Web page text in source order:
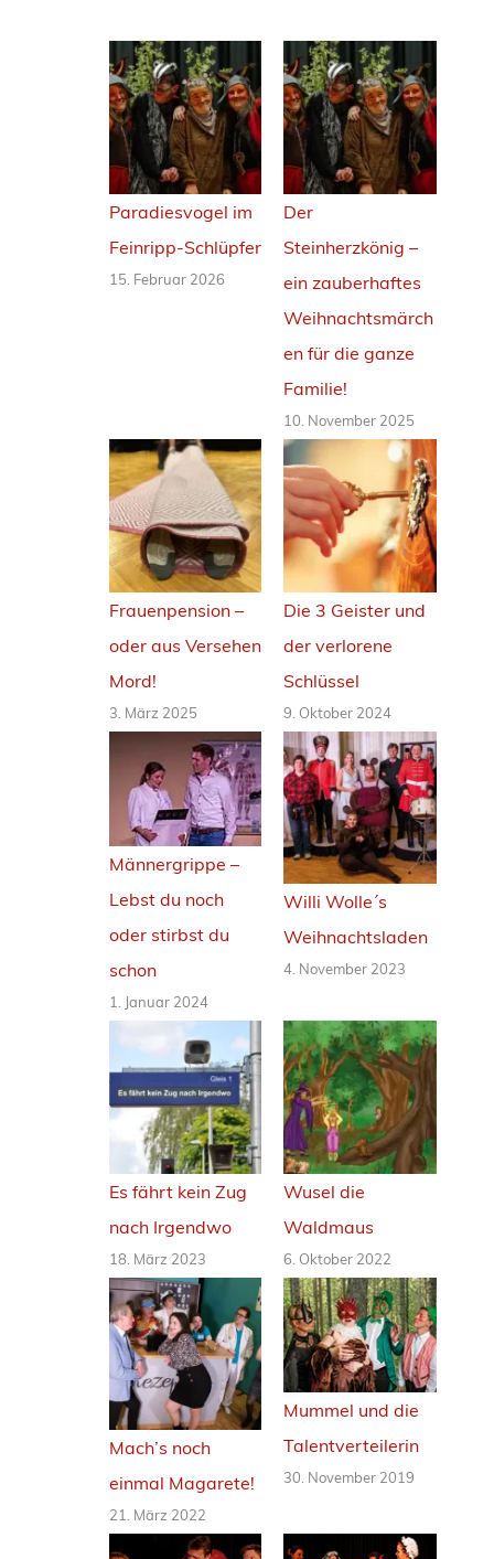
n
r
i
p
c
ü
p
f
e
r
Paradiesvogel im
Feinripp-Schlüpfer
15. Februar 2026
Der
Steinherzkönig –
ein zauberhaftes
Weihnachtsmärch
en für die ganze
Familie!
10. November 2025
Frauenpension –
oder aus Versehen
Mord!
3. März 2025
Die 3 Geister und
der verlorene
Schlüssel
9. Oktober 2024
Männergrippe –
Lebst du noch
oder stirbst du
schon
1. Januar 2024
Willi Wolle´s
Weihnachtsladen
4. November 2023
Es fährt kein Zug
nach Irgendwo
18. März 2023
Wusel die
Waldmaus
6. Oktober 2022
Mach’s noch
einmal Magarete!
21. März 2022
Mummel und die
Talentverteilerin
30. November 2019